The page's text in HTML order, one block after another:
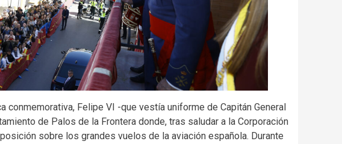
conmemorativa, Felipe VI -que vestía uniforme de Capitán General
de Palos de la Frontera donde, tras saludar a la Corporación
sobre los grandes vuelos de la aviación española. Durante